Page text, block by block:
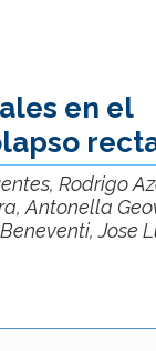
en el
Rodrigo
Antonella
Jose